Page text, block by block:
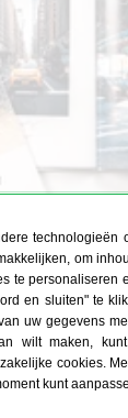
technologieën
om
te personaliseren
en sluiten" te
uw gegevens
wilt maken,
cookies.
kunt
het meest
- ieder uniek.